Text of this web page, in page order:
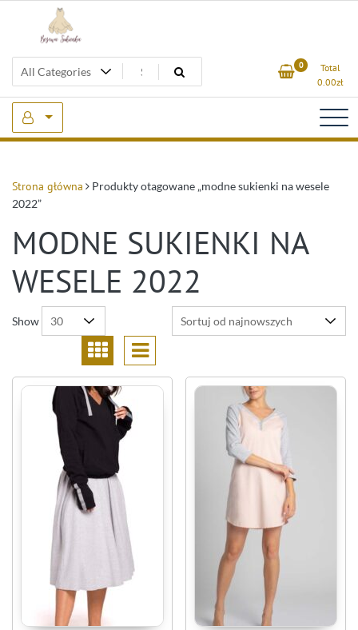
Beżowa Sukienka 0
Total
0.00zł
Strona główna
Produkty otagowane „modne sukienki na wesele
2022”
MODNE SUKIENKI NA
WESELE 2022
Show